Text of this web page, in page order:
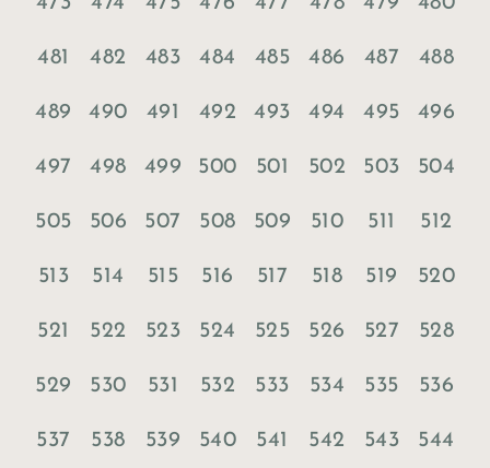
481 482 483 484 485 486 487 488
489 490 491 492 493 494 495 496
497 498 499 500 501 502 503 504
505 506 507 508 509 510 511 512
513 514 515 516 517 518 519 520
521 522 523 524 525 526 527 528
529 530 531 532 533 534 535 536
537 538 539 540 541 542 543 544